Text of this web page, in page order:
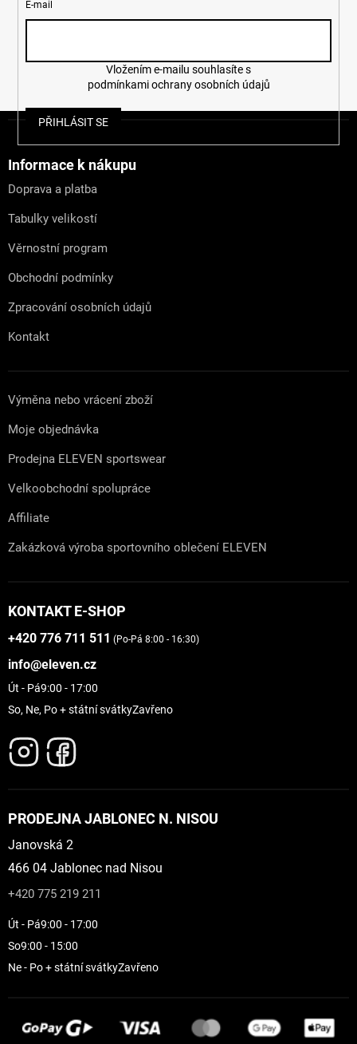
E-mail
podmínkami ochrany osobních údajů
PŘIHLÁSIT SE
Informace k nákupu
Doprava a platba
Tabulky velikostí
Věrnostní program
Obchodní podmínky
Zpracování osobních údajů
Kontakt
Výměna nebo vrácení zboží
Moje objednávka
Prodejna ELEVEN sportswear
Velkoobchodní spolupráce
Affiliate
Zakázková výroba sportovního oblečení ELEVEN
KONTAKT E-SHOP
+420 776 711 511 (Po-Pá 8:00 - 16:30)
info@eleven.cz
Út - Pá9:00 - 17:00
So, Ne, Po + státní svátkyZavřeno
PRODEJNA JABLONEC N. NISOU
Janovská 2
466 04 Jablonec nad Nisou
+420 775 219 211
Út - Pá9:00 - 17:00
So9:00 - 15:00
Ne - Po + státní svátkyZavřeno